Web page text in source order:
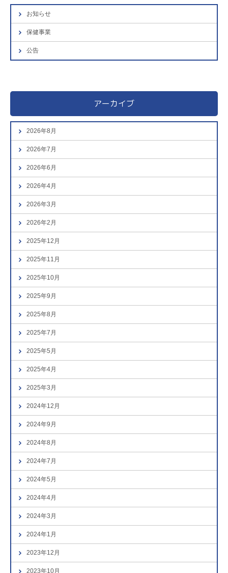
お知らせ
保健事業
公告
アーカイブ
2026年8月
2026年7月
2026年6月
2026年4月
2026年3月
2026年2月
2025年12月
2025年11月
2025年10月
2025年9月
2025年8月
2025年7月
2025年5月
2025年4月
2025年3月
2024年12月
2024年9月
2024年8月
2024年7月
2024年5月
2024年4月
2024年3月
2024年1月
2023年12月
2023年10月